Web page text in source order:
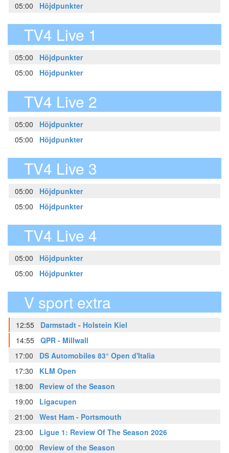
05:00
Höjdpunkter
TV4 Live 1
05:00
Höjdpunkter
05:00
Höjdpunkter
TV4 Live 2
05:00
Höjdpunkter
05:00
Höjdpunkter
TV4 Live 3
05:00
Höjdpunkter
05:00
Höjdpunkter
TV4 Live 4
05:00
Höjdpunkter
05:00
Höjdpunkter
V sport extra
12:55
Darmstadt - Holstein Kiel
14:55 QPR - Millwall
17:00
DS Automobiles 83° Open d'Italia
17:30
KLM Open
18:00
Review of the Season
19:00
Ligacupen
21:00
West Ham - Portsmouth
23:00
Ligue 1: Review Of The Season 2026
00:00
Review of the Season